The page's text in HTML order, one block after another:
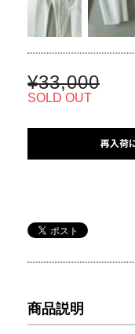
¥33,000
SOLD OUT
再入荷
商品説明